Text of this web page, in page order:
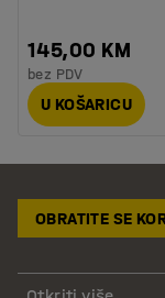
145,00 KM
bez PDV
U KOŠARICU
OBRATITE SE